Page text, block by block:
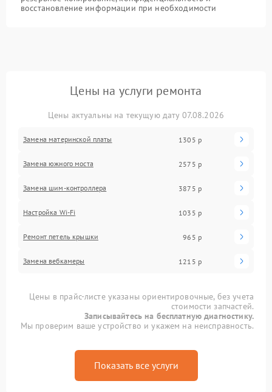
восстановление информации при необходимости
Цены на услуги ремонта
Цены актуальны на текущую дату 07.08.2026
Замена материнской платы 1305 р
Замена южного моста 2575 р
Замена шим-контроллера 3875 р
Настройка Wi-Fi 1035 р
Ремонт петель крышки 965 р
Замена вебкамеры 1215 р
Цены в прайс-листе указаны ориентировочные, без учета
стоимости запчастей.
Записывайтесь на бесплатную диагностику.
Мы проверим ваше устройство и укажем на неисправность.
Показать все услуги